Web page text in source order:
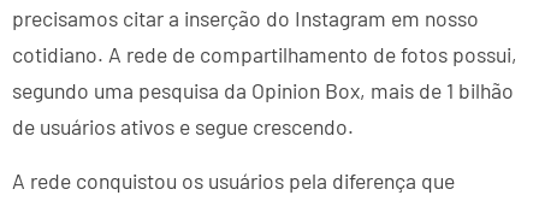
precisamos citar a inserção do Instagram em nosso
cotidiano. A rede de compartilhamento de fotos possui,
segundo uma pesquisa da Opinion Box, mais de 1 bilhão
de usuários ativos e segue crescendo.
A rede conquistou os usuários pela diferença que